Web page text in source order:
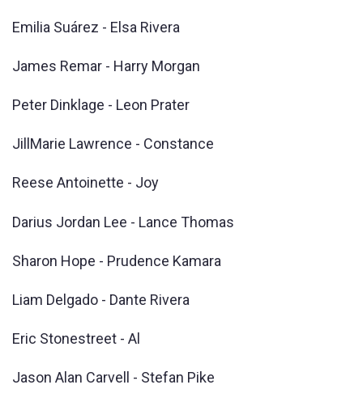
Emilia Suárez - Elsa Rivera
James Remar - Harry Morgan
Peter Dinklage - Leon Prater
JillMarie Lawrence - Constance
Reese Antoinette - Joy
Darius Jordan Lee - Lance Thomas
Sharon Hope - Prudence Kamara
Liam Delgado - Dante Rivera
Eric Stonestreet - Al
Jason Alan Carvell - Stefan Pike